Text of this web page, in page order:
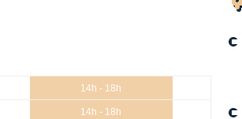
14h - 18h
14h - 18h